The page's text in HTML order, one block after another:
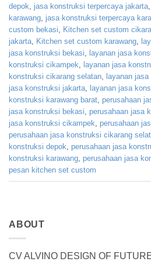
depok, jasa konstruksi terpercaya jakarta,
karawang, jasa konstruksi terpercaya
custom bekasi, Kitchen set custom
jakarta, Kitchen set custom karawang,
jasa konstruksi bekasi, layanan jasa
konstruksi cikampek, layanan jasa
konstruksi cikarang selatan, layanan
jasa konstruksi jakarta, layanan jasa
konstruksi karawang barat, perusahaan
jasa konstruksi bekasi, perusahaan jasa
jasa konstruksi cikampek, perusahaan
perusahaan jasa konstruksi cikarang
konstruksi depok, perusahaan jasa
konstruksi karawang, perusahaan jasa
pesan kitchen set custom
ABOUT
CV ALVINO DESIGN OF